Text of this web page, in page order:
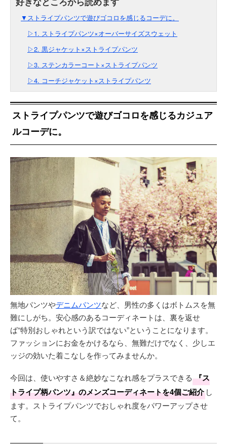
▼ストライプパンツで遊びゴコロを感じるコーデに。
▷1. ストライプパンツ×オーバーサイズスウェット
▷2. 黒ジャケット×ストライプパンツ
▷3. ステンカラーコート×ストライプパンツ
▷4. コーチジャケット×ストライプパンツ
ストライプパンツで遊びゴコロを感じるカジュア
ルコーデに。
無地パンツやデニムパンツなど、男性の多くはボトムスを無
難にしがち。安心感のあるコーディネートは、裏を返せ
ば“特別おしゃれという訳ではない”ということになります。
ファッションにお金をかけるなら、無難だけでなく、少しエ
ッジの効いた着こなしを作ってみませんか。
今回は、使いやすさ＆絶妙なこなれ感をプラスできる 『ス
トライプ柄パンツ』のメンズコーディネートを4個ご紹介 し
ます。ストライプパンツでおしゃれ度をパワーアップさせ
て。